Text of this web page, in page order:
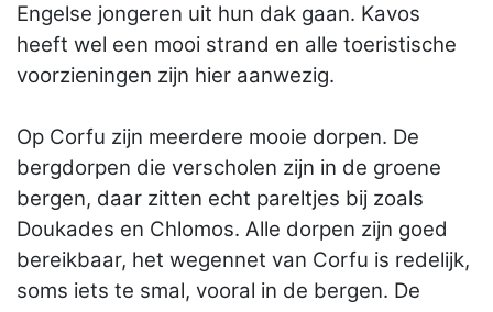
Engelse jongeren uit hun dak gaan. Kavos
heeft wel een mooi strand en alle toeristische
voorzieningen zijn hier aanwezig.
Op Corfu zijn meerdere mooie dorpen. De
bergdorpen die verscholen zijn in de groene
bergen, daar zitten echt pareltjes bij zoals
Doukades en Chlomos. Alle dorpen zijn goed
bereikbaar, het wegennet van Corfu is redelijk,
soms iets te smal, vooral in de bergen. De